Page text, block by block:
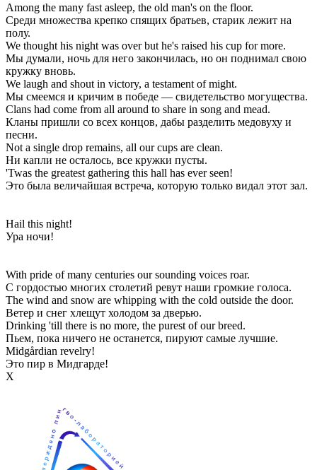
Among the many fast asleep, the old man's on the floor.
Среди множества крепко спящих братьев, старик лежит на
полу.
We thought his night was over but he's raised his cup for more.
Мы думали, ночь для него закончилась, но он поднимал свою
кружку вновь.
We laugh and shout in victory, a testament of might.
Мы смеемся и кричим в победе — свидетельство могущества.
Clans had come from all around to share in song and mead.
Кланы пришли со всех концов, дабы разделить медовуху и
песни.
Not a single drop remains, all our cups are clean.
Ни капли не осталось, все кружки пусты.
'Twas the greatest gathering this hall has ever seen!
Это была величайшая встреча, которую только видал этот зал.
Hail this night!
Ура ночи!
With pride of many centuries our sounding voices roar.
С гордостью многих столетий ревут наши громкие голоса.
The wind and snow are whipping with the cold outside the door.
Ветер и снег хлещут холодом за дверью.
Drinking 'till there is no more, the purest of our breed.
Пьем, пока ничего не останется, пируют самые лучшие.
Midgårdian revelry!
Это пир в Мидгарде!
Х